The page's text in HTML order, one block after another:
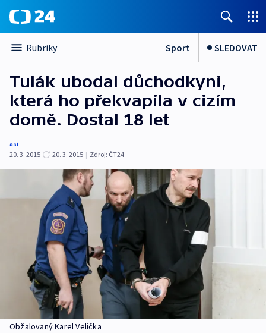
Rubriky Sport SLEDOVAT
Tulák ubodal důchodkyni,
která ho překvapila v cizím
domě. Dostal 18 let
asi
20. 3. 2015
20. 3. 2015 | Zdroj: ČT24
Obžalovaný Karel Velička